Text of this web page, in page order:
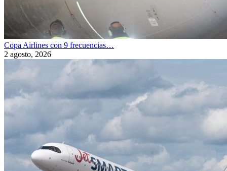
Copa Airlines con 9 frecuencias…
2 agosto, 2026